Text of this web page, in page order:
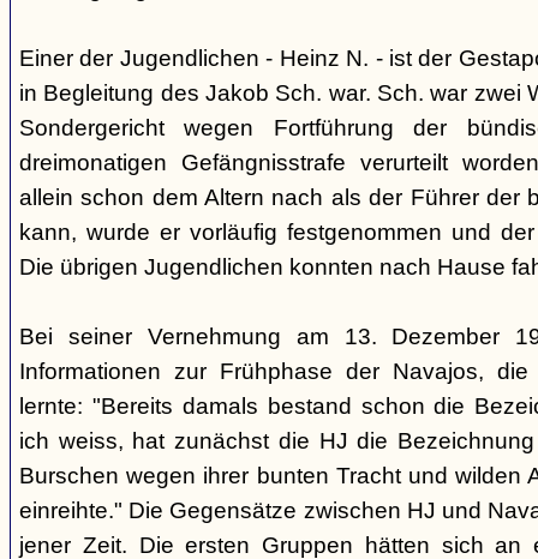
Einer der Jugendlichen - Heinz N. - ist der
in Begleitung des Jakob Sch. war. Sch. war zwei
Sondergericht wegen Fortführung der
dreimonatigen Gefängnisstrafe verurteilt
allein schon dem Altern nach als der Führer der
kann, wurde er vorläufig festgenommen und
Die übrigen Jugendlichen konnten nach Hause
Bei seiner Vernehmung am 13. Dezember
Informationen zur Frühphase der Navajos,
lernte: "Bereits damals bestand schon die
ich weiss, hat zunächst die HJ die
Burschen wegen ihrer bunten Tracht und wilden
einreihte." Die Gegensätze zwischen HJ und
jener Zeit. Die ersten Gruppen hätten sich an